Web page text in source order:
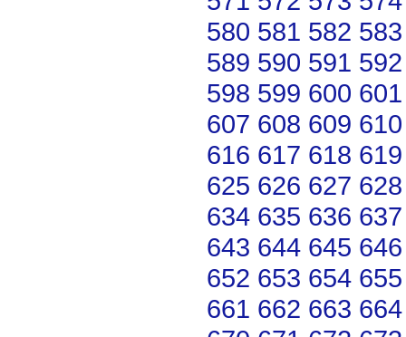
580 581 582 583
589 590 591 592
598 599 600 601
607 608 609 610
616 617 618 619
625 626 627 628
634 635 636 637
643 644 645 646
652 653 654 655
661 662 663 664